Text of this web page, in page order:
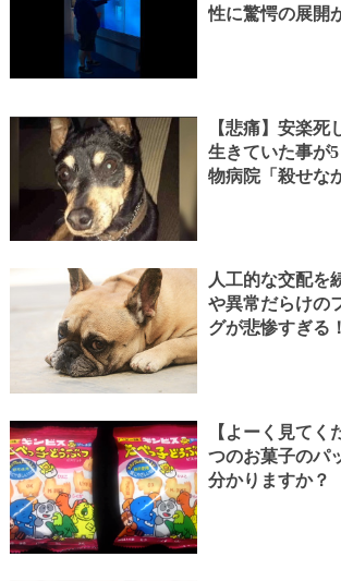
性に驚愕の展開
【悲痛】安楽死
生きていた事が
物病院「殺せな
人工的な交配を
や異常だらけの
グが悲惨すぎる！
【よーく見てく
つのお菓子のパ
分かりますか？